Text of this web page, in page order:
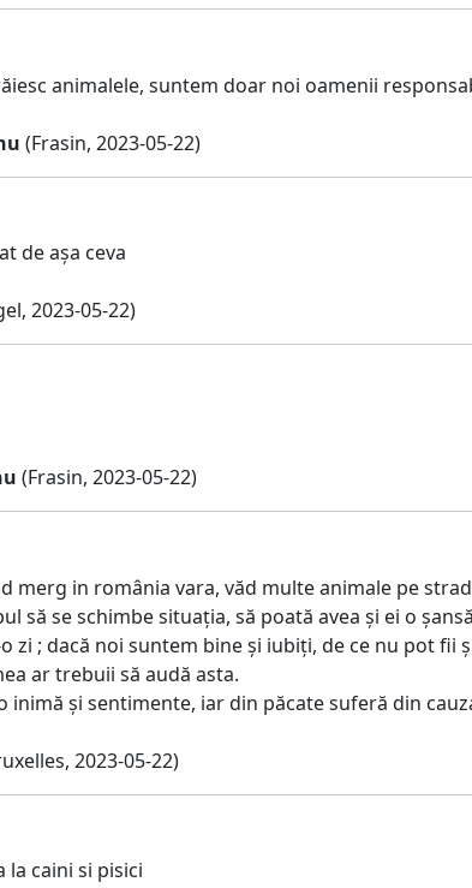
animalele, suntem doar noi oamenii
(Frasin, 2023-05-22)
de așa ceva
2023-05-22)
(Frasin, 2023-05-22)
merg in românia vara, văd multe animale pe
să se schimbe situația, să poată avea și ei o
zi ; dacă noi suntem bine și iubiți, de ce nu pot fii
ar trebuii să audă asta.
inimă și sentimente, iar din păcate suferă din
2023-05-22)
caini si pisici